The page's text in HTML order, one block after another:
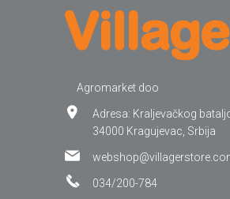
Agromarket doo
Adresa: Kraljevačkog
34000 Kragujevac, Srbija
034/200-784